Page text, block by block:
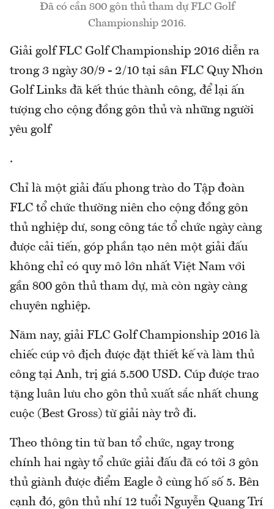
Đã có cần 800 gôn thủ tham dự FLC Golf
Championship 2016.
Giải golf FLC Golf Championship 2016 diễn ra
trong 3 ngày 30/9 - 2/10 tại sân FLC Quy Nhơn
Golf Links đã kết thúc thành công, để lại ấn
tượng cho cộng đồng gôn thủ và những người
yêu golf
.
Chỉ là một giải đấu phong trào do Tập đoàn
FLC tổ chức thường niên cho cộng đồng gôn
thủ nghiệp dư, song công tác tổ chức ngày càng
được cải tiến, góp phần tạo nên một giải đấu
không chỉ có quy mô lớn nhất Việt Nam với
gần 800 gôn thủ tham dự, mà còn ngày càng
chuyên nghiệp.
Năm nay, giải FLC Golf Championship 2016 là
chiếc cúp vô địch được đặt thiết kế và làm thủ
công tại Anh, trị giá 5.500 USD. Cúp được trao
tặng luân lưu cho gôn thủ xuất sắc nhất chung
cuộc (Best Gross) từ giải này trở đi.
Theo thông tin từ ban tổ chức, ngay trong
chính hai ngày tổ chức giải đấu đã có tới 3 gôn
thủ giành được điểm Eagle ở cùng hố số 5. Bên
cạnh đó, gôn thủ nhí 12 tuổi Nguyễn Quang Trí